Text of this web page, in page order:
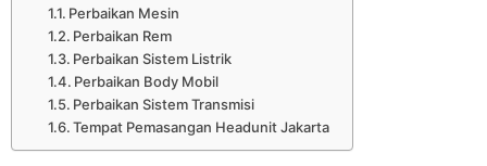
Perbaikan Mesin
Perbaikan Rem
Perbaikan Sistem Listrik
Perbaikan Body Mobil
Perbaikan Sistem Transmisi
Tempat Pemasangan Headunit Jakarta